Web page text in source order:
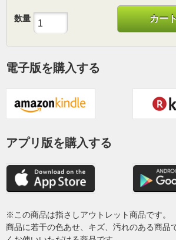
数量 カー
電子版を購入する
アプリ版を購入する
※この商品は指さしアウトレット商品です。
商品に若干の色あせ、キズ、汚れのある商品